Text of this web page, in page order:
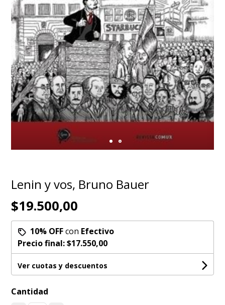
Lenin y vos, Bruno Bauer
$19.500,00
10% OFFcon Efectivo
Precio final:$17.550,00
Ver cuotas y descuentos
Cantidad